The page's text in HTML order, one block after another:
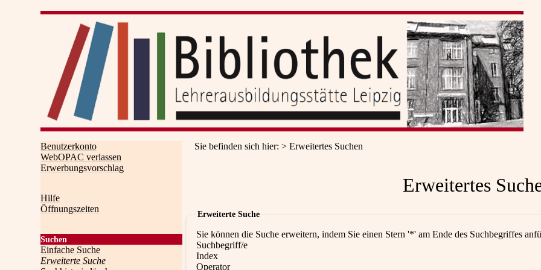
Benutzerkonto
WebOPAC verlassen
Erwerbungsvorschlag
Hilfe
Öffnungszeiten
Suchen
Einfache Suche
Erweiterte Suche
Sie befinden sich hier: Erweitertes Suchen
Erweitertes
Erweiterte Suche
Sie können die Suche erweitern, indem Sie einen Stern '*' am Ende des Suchbegriffes
Suchbegriff/e
Index
Operator